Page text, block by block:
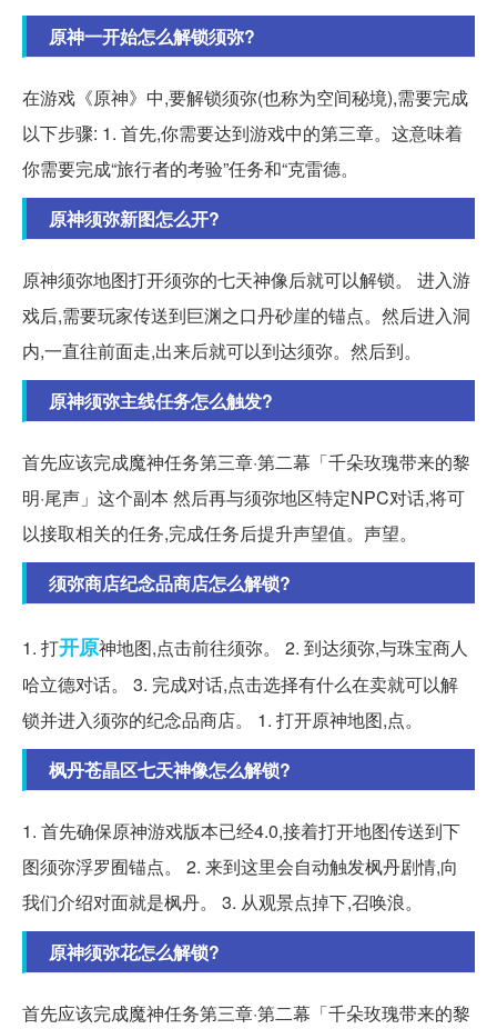
原神一开始怎么解锁须弥?
在游戏《原神》中,要解锁须弥(也称为空间秘境),需要完成
以下步骤: 1. 首先,你需要达到游戏中的第三章。这意味着
你需要完成“旅行者的考验”任务和“克雷德。
原神须弥新图怎么开?
原神须弥地图打开须弥的七天神像后就可以解锁。 进入游
戏后,需要玩家传送到巨渊之口丹砂崖的锚点。然后进入洞
内,一直往前面走,出来后就可以到达须弥。然后到。
原神须弥主线任务怎么触发?
首先应该完成魔神任务第三章·第二幕「千朵玫瑰带来的黎
明·尾声」这个副本 然后再与须弥地区特定NPC对话,将可
以接取相关的任务,完成任务后提升声望值。声望。
须弥商店纪念品商店怎么解锁?
1. 打开原神地图,点击前往须弥。 2. 到达须弥,与珠宝商人
哈立德对话。 3. 完成对话,点击选择有什么在卖就可以解
锁并进入须弥的纪念品商店。 1. 打开原神地图,点。
枫丹苍晶区七天神像怎么解锁?
1. 首先确保原神游戏版本已经4.0,接着打开地图传送到下
图须弥浮罗囿锚点。 2. 来到这里会自动触发枫丹剧情,向
我们介绍对面就是枫丹。 3. 从观景点掉下,召唤浪。
原神须弥花怎么解锁?
首先应该完成魔神任务第三章·第二幕「千朵玫瑰带来的黎